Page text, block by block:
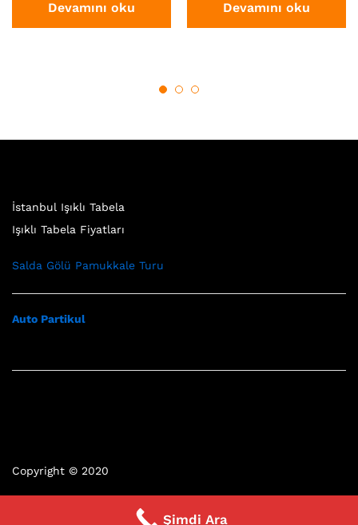
Devamını oku Devamını oku
İstanbul Işıklı Tabela
Işıklı Tabela Fiyatları
Salda Gölü Pamukkale Turu
Auto Partikul
Copyright © 2020
Şimdi Ara